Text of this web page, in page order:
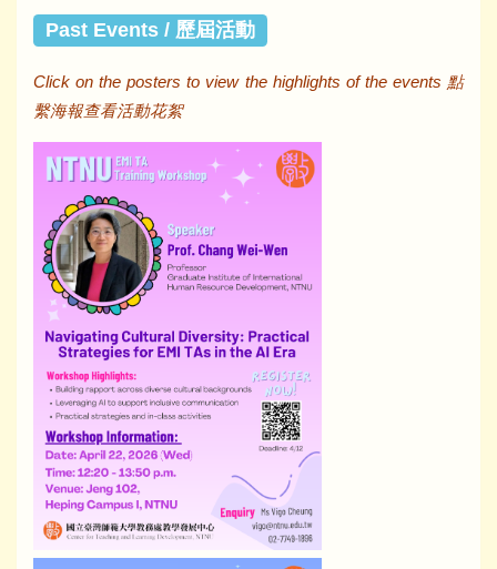
Past Events / 歷屆活動
Click on the posters to view the highlights of the events 點
繫海報查看活動花絮